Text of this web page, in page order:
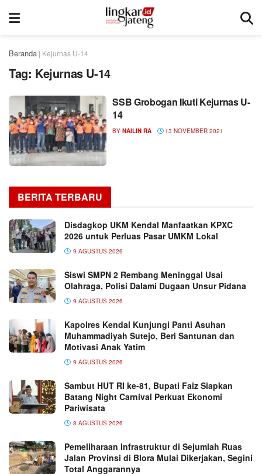
Beranda | Kejurnas U-14
Tag: Kejurnas U-14
SSB Grobogan Ikuti Kejurnas U-
14
BY NAILIN RA 13 NOVEMBER 2021
BERITA TERBARU
Disdagkop UKM Kendal Manfaatkan KPXC
2026 untuk Perluas Pasar UMKM Lokal
9 AGUSTUS 2026
Siswi SMPN 2 Rembang Meninggal Usai
Olahraga, Polisi Dalami Dugaan Unsur Pidana
9 AGUSTUS 2026
Kapolres Kendal Kunjungi Panti Asuhan
Muhammadiyah Sutejo, Beri Santunan dan
Motivasi Anak Yatim
9 AGUSTUS 2026
Sambut HUT RI ke-81, Bupati Faiz Siapkan
Batang Night Carnival Perkuat Ekonomi
Pariwisata
8 AGUSTUS 2026
Pemeliharaan Infrastruktur di Sejumlah Ruas
Jalan Provinsi di Blora Mulai Dikerjakan, Segini
Total Anggarannya